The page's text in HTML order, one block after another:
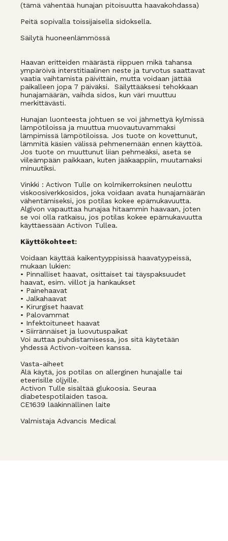
(tämä vähentää hunajan pitoisuutta haavakohdassa)
Peitä sopivalla toissijaisella sidoksella.
Säilytä huoneenlämmössä
Haavan eritteiden määrästä riippuen mikä tahansa
ympäröivä interstitiaalinen neste ja turvotus saattavat
vaatia vaihtamista päivittäin, mutta voidaan jättää
paikalleen jopa 7 päiväksi. Säilyttääksesi tehokkaan
hunajamäärän, vaihda sidos, kun väri muuttuu
merkittävästi.
Hunajan luonteesta johtuen se voi jähmettyä kylmissä
lämpötiloissa ja muuttua muovautuvammaksi
lämpimissä lämpötiloissa. Jos tuote on kovettunut,
lämmitä käsien välissä pehmenemään ennen käyttöä.
Jos tuote on muuttunut liian pehmeäksi, aseta se
viileämpään paikkaan, kuten jääkaappiin, muutamaksi
minuutiksi.
Vinkki : Activon Tulle on kolmikerroksinen neulottu
viskoosiverkkosidos, joka voidaan avata hunajamäärän
vähentämiseksi, jos potilas kokee epämukavuutta.
Algivon vapauttaa hunajaa hitaammin haavaan, joten
se voi olla ratkaisu, jos potilas kokee epämukavuutta
käyttäessään Activon Tullea.
Käyttökohteet:
Voidaan käyttää kaikentyyppisissä haavatyypeissä,
mukaan lukien:
• Pinnalliset haavat, osittaiset tai täyspaksuudet
haavat, esim. viillot ja hankaukset
• Painehaavat
• Jalkahaavat
• Kirurgiset haavat
• Palovammat
• Infektoituneet haavat
• Siirrännäiset ja luovutuspaikat
Voi auttaa puhdistamisessa, jos sitä käytetään
yhdessä Activon-voiteen kanssa.
Vasta-aiheet
Älä käytä, jos potilas on allerginen hunajalle tai
eteerisille öljyille.
Activon Tulle sisältää glukoosia. Seuraa
diabetespotilaiden tasoa.
CE1639 lääkinnällinen laite
Valmistaja Advancis Medical